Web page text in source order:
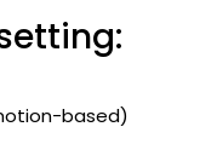
based)